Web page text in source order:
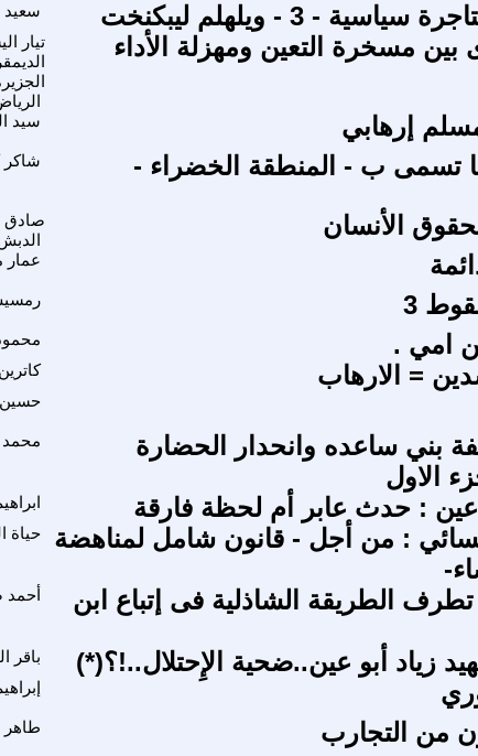
سعيد - 3 - ويلهلم ليبكنخت
تيار
مسخرة التعين ومهزلة الأداء
سيد إرهابي
شاكر تسمى ب - المنطقة الخضراء -
صادق
الأنسان
عمار
3
امي .
= الارهاب
حسين
محمد
بني ساعده وانحدار الحضارة
الاول
عين : حدث عابر أم لحظة فارقة
حياة
: من أجل - قانون شامل لمناهضة
ب1 ف 3 : تطرف الطريقة الشاذلية فى إتباع ابن
باقر زياد أبو عين..ضحية الإِحتلال..!؟(*)
طاهر من التجارب